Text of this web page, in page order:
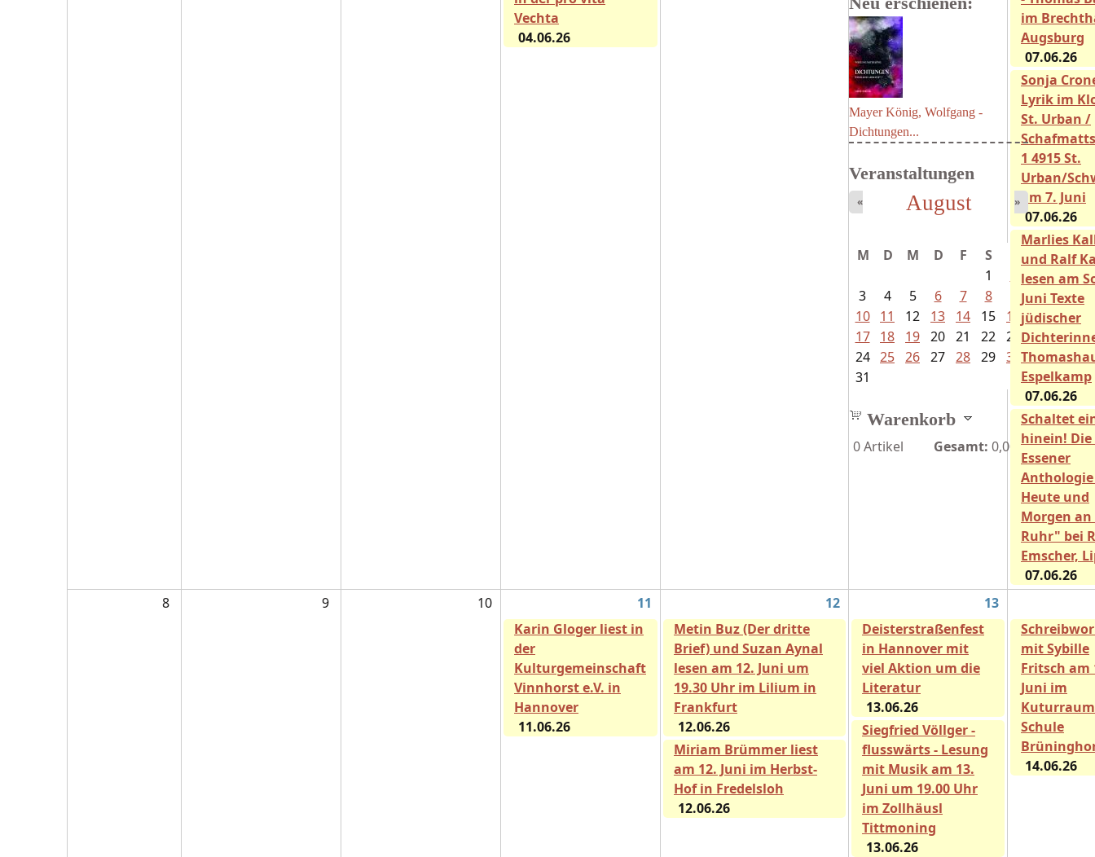
Vechta
04.06.26
im
Augsburg
07.06.26
Sonja
Lyrik im
St. Urban /
1 4915 St.
Urban/
am 7. Juni
07.06.26
Marlies
und Ralf
lesen am
Juni Texte
jüdischer
Espelkamp
07.06.26
Schaltet
hinein! Die
Essener
Heute und
Morgen an
Ruhr" bei
Emscher,
07.06.26
8
9 10 11 12
13
Karin Gloger liest in
der
Kulturgemeinschaft
Vinnhorst e.V. in
Hannover
11.06.26
Metin Buz (Der dritte
Brief) und Suzan Aynal
lesen am 12. Juni um
19.30 Uhr im Lilium in
Frankfurt
12.06.26
Miriam Brümmer liest
am 12. Juni im Herbst-
Hof in Fredelsloh
12.06.26
Deisterstraßenfest
in Hannover mit
viel Aktion um die
Literatur
13.06.26
Siegfried Völlger -
flusswärts - Lesung
mit Musik am 13.
Juni um 19.00 Uhr
im Zollhäusl
Tittmoning
13.06.26
mit Sybille
Fritsch am
Juni im
Schule
14.06.26
Mayer König, Wolfgang -
Dichtungen...
Veranstaltungen
August
« »
M D M D F S
1
3
4 5 6 7 8
10
11 12 13 14 15
16
17
18 19 20 21 22 23
24 25 26 27 28 29 30
31
Warenkorb
0Artikel Gesamt: 0,00€